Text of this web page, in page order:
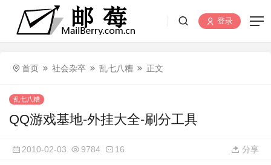
登录
首页 社会杂卒 乱七八糟 正文
乱七八糟
QQ游戏基地-外挂大全-刷分工具
2010-02-03 9784 16 分享